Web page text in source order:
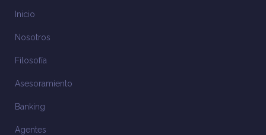
Inicio
Nosotros
Filosofía
Asesoramiento
Banking
Agentes